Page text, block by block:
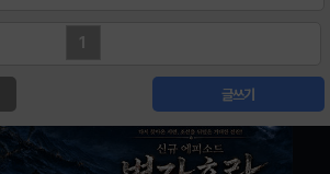
1
글쓰기